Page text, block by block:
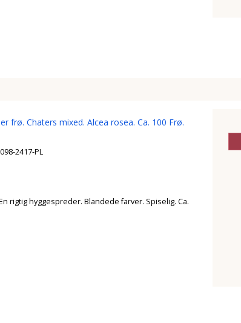
frø. Chaters mixed. Alcea rosea. Ca. 100 Frø.
2417-PL
rigtig hyggespreder. Blandede farver. Spiselig. Ca.